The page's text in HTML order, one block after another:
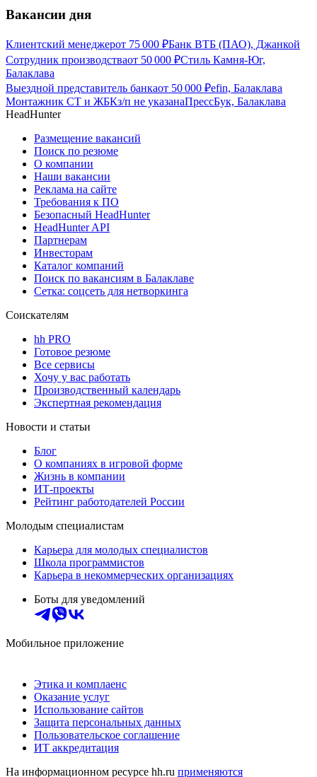
Вакансии дня
Клиентский менеджерот 75 000 ₽Банк ВТБ (ПАО), Джанкой
Сотрудник производстваот 50 000 ₽Стиль Камня-Юг,
Балаклава
Выездной представитель банкаот 50 000 ₽efin, Балаклава
Монтажник СТ и ЖБКз/п не указанаПрессБук, Балаклава
HeadHunter
Размещение вакансий
Поиск по резюме
О компании
Наши вакансии
Реклама на сайте
Требования к ПО
Безопасный HeadHunter
HeadHunter API
Партнерам
Инвесторам
Каталог компаний
Поиск по вакансиям в Балаклаве
Сетка: соцсеть для нетворкинга
Соискателям
hh PRO
Готовое резюме
Все сервисы
Хочу у вас работать
Производственный календарь
Экспертная рекомендация
Новости и статьи
Блог
О компаниях в игровой форме
Жизнь в компании
ИТ-проекты
Рейтинг работодателей России
Молодым специалистам
Карьера для молодых специалистов
Школа программистов
Карьера в некоммерческих организациях
Боты для уведомлений
Мобильное приложение
Этика и комплаенс
Оказание услуг
Использование сайтов
Защита персональных данных
Пользовательское соглашение
ИТ аккредитация
На информационном ресурсе hh.ru применяются